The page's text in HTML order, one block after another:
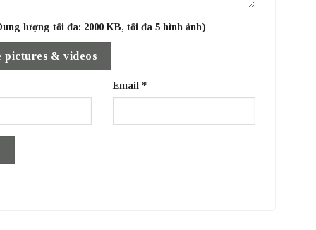
lượng tối đa: 2000 KB, tối đa 5 hình ảnh)
pictures & videos
Email *